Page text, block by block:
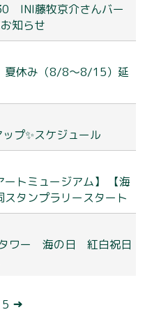
について
台
INI藤牧京介さんバー
知らせ
夏休み（8/8～8/15）延
プ✨スケジュール
ートミュージアム】 【海
タンプラリースタート
ワー 海の日 紅白祝日
5 →